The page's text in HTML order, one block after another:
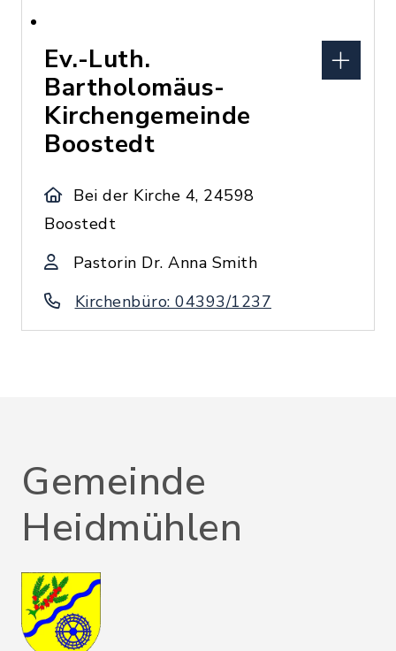
Ev.-Luth.
Bartholomäus-
Kirchengemeinde
Boostedt
Bei der Kirche 4, 24598
Boostedt
Pastorin Dr. Anna Smith
Kirchenbüro: 04393/1237
Gemeinde
Heidmühlen